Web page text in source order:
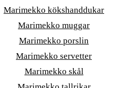
Marimekko kökshanddukar
Marimekko muggar
Marimekko porslin
Marimekko servetter
Marimekko skål